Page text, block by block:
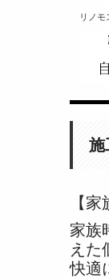
リノ
施
【
家族
えた
快適